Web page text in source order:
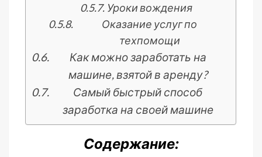
Уроки вождения
Оказание услуг по
техпомощи
Как можно заработать на
машине, взятой в аренду?
Самый быстрый способ
заработка на своей машине
Содержание: